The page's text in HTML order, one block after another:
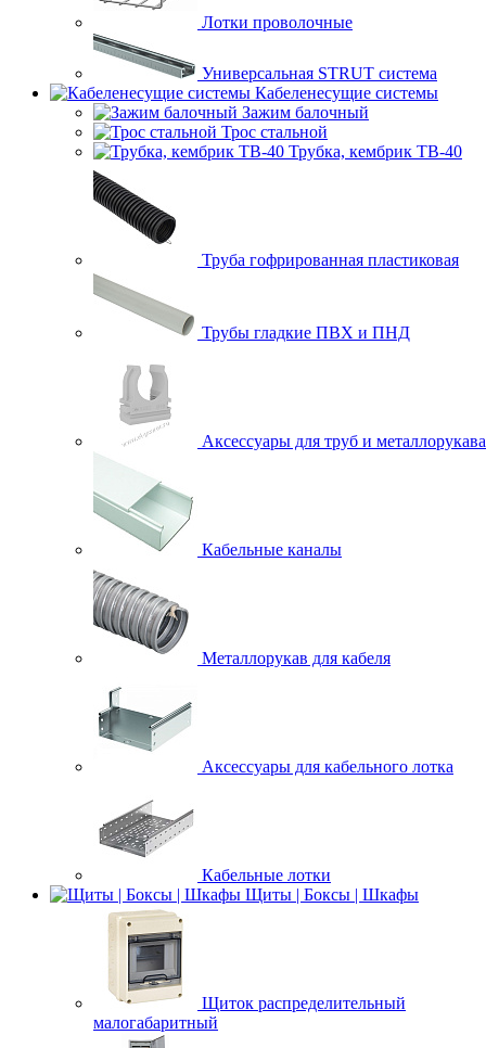
головного света, противотуманные огни) (10/100/210
Купить в 1 клик
Сравнение
В избранное
Недоступно
Быстрый просмотр
ЭРА Автолампа W5W 12V W2,1x9.5d (лампа габаритных
огней, повт. поворота, подсветка номерного знака)
Купить в 1 клик
Недоступно
Быстрый просмотр
света) (100/400/4000)
Купить в 1 клик
Сравнение
ЭРА Автолампа C10W 12V SV8.5 (лампа для освещения
салона, номерного знака) (10/5000/60000) 15 руб.
Купить в 1 клик
Сравнение
Недоступно
Лотки проволочные
Универсальная STRUT система
Кабеленесущие системы
Зажим балочный
Трос стальной
Трубка, кембрик ТВ-40
Труба гофрированная пластиковая
Трубы гладкие ПВХ и ПНД
Аксессуары для труб и металлорукава
Кабельные каналы
Металлорукав для кабеля
Аксессуары для кабельного лотка
Кабельные лотки
Щиты | Боксы | Шкафы
Щиток распределительный
малогабаритный